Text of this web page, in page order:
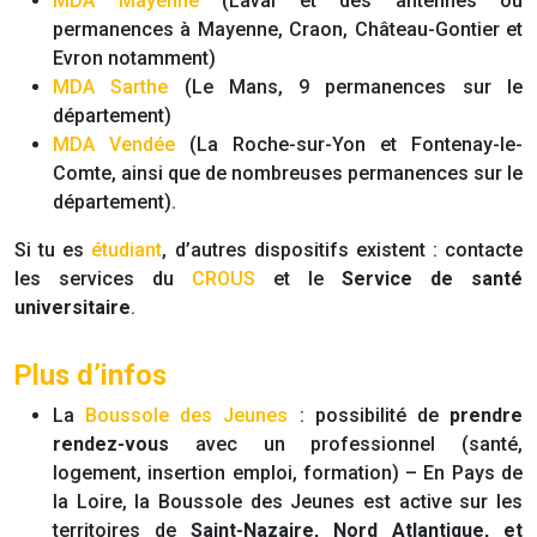
permanences à Mayenne, Craon, Château-Gontier et
Evron notamment)
MDA Sarthe (Le Mans, 9 permanences sur le
département)
MDA Vendée (La Roche-sur-Yon et Fontenay-le-
Comte, ainsi que de nombreuses permanences sur le
département).
Si tu es étudiant, d’autres dispositifs existent : contacte
les services du CROUS et le Service de santé
universitaire.
Plus d’infos
La Boussole des Jeunes : possibilité de prendre
rendez-vous avec un professionnel (santé,
logement, insertion emploi, formation) – En Pays de
la Loire, la Boussole des Jeunes est active sur les
territoires de Saint-Nazaire, Nord Atlantique, et